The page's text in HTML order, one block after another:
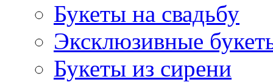
Букеты на свадьбу
Эксклюзивные
Букеты из сирени